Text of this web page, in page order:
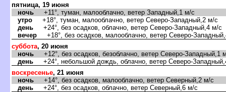
пятница, 19 июня
ночь +11°, туман, малооблачно, ветер Западный,1 м/с
утро +18°, туман, малооблачно, ветер Северо-Западный,2 м/с
день +24°, без осадков, облачно, ветер Северо-Западный,4 м/с
ечер +18°, без осадков, малооблачно, ветер Северо-
суббота, 20 июня
ночь +12°, без осадков, безоблачно, ветер Северо-Западный,1
день +24°, небольшой дождь, облачно, ветер Северо-
оскресенье, 21 июня
ночь +14°, без осадков, малооблачно, ветер Северный,2 м/с
день +24°, без осадков, облачно, ветер Северный,6 м/с